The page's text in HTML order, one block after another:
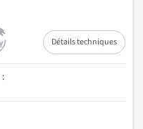
Détails techniques
: